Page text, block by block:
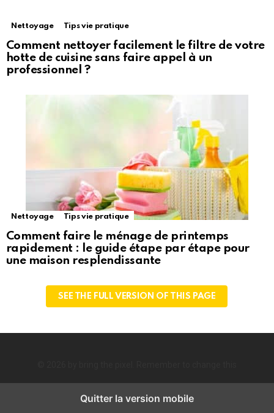
Nettoyage Tips vie pratique
Comment nettoyer facilement le filtre de votre
hotte de cuisine sans faire appel à un
professionnel ?
Nettoyage Tips vie pratique
Comment faire le ménage de printemps
rapidement : le guide étape par étape pour
une maison resplendissante
SEE THE FULL VERSION OF THIS PAGE
Quitter la version mobile